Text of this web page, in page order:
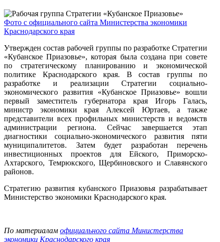
Фото с официального сайта Министерства экономики
Краснодарского края
Утвержден состав рабочей группы по разработке Стратегии
«Кубанское Приазовье», которая была создана при совете
по стратегическому планированию и экономической
политике Краснодарского края. В состав группы по
разработке и реализации Стратегии социально-
экономического развития «Кубанское Приазовье» вошли
первый заместитель губернатора края Игорь Галась,
министр экономики края Алексей Юртаев, а также
представители всех профильных министерств и ведомств
администрации региона. Сейчас завершается этап
диагностики социально-экономического развития пяти
муниципалитетов. Затем будет разработан перечень
инвестиционных проектов для Ейского, Приморско-
Ахтарского, Темрюкского, Щербиновского и Славянского
районов.
Стратегию развития кубанского Приазовья разрабатывает
Министерство экономики Краснодарского края.
По материалам официального сайта Министерства
экономики Краснодарского края